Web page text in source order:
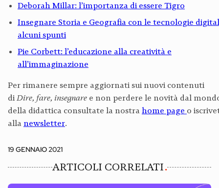
Deborah Millar: l’importanza di essere Tigro
Insegnare Storia e Geografia con le tecnologie
alcuni spunti
Pie Corbett: l’educazione alla creatività e
all’immaginazione
Per rimanere sempre aggiornati sui nuovi contenuti
di Dire, fare, insegnare e non perdere le novità dal
della didattica consultate la nostra home page o
alla newsletter.
19 GENNAIO 2021
ARTICOLI CORRELATI